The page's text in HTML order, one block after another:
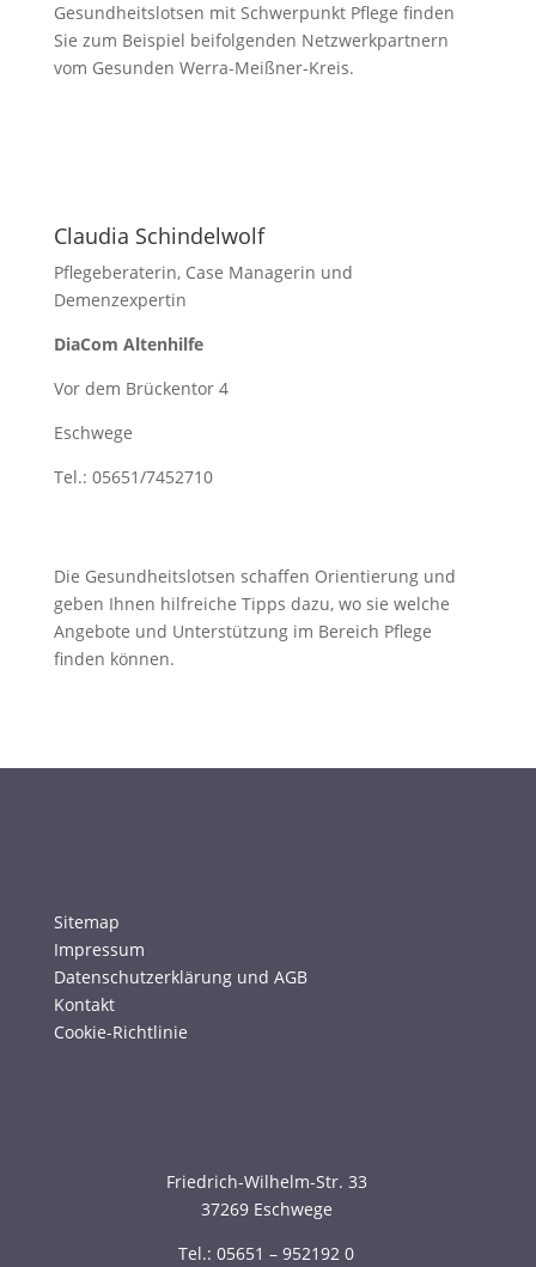
Gesundheitslotsen mit Schwerpunkt Pflege finden
Sie zum Beispiel beifolgenden Netzwerkpartnern
vom Gesunden Werra-Meißner-Kreis.
Claudia Schindelwolf
Pflegeberaterin, Case Managerin und
Demenzexpertin
DiaCom Altenhilfe
Vor dem Brückentor 4
Eschwege
Tel.: 05651/7452710
Die Gesundheitslotsen schaffen Orientierung und
geben Ihnen hilfreiche Tipps dazu, wo sie welche
Angebote und Unterstützung im Bereich Pflege
finden können.
Sitemap
Impressum
Datenschutzerklärung und AGB
Kontakt
Cookie-Richtlinie
Friedrich-Wilhelm-Str. 33
37269 Eschwege
Tel.: 05651 – 952192 0